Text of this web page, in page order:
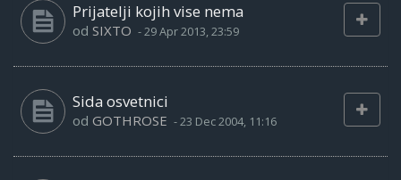
Prijatelji kojih vise nema
od SIXTO -29 Apr 2013, 23:59
Sida osvetnici
od GOTHROSE -23 Dec 2004, 11:16